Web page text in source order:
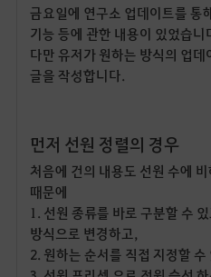
금요일에 연구소 업데이트를 통
기능 등에 관한 내용이 있었습니
다만 유저가 원하는 방식의 업
글을 작성합니다.
먼저 선원 정렬의 경우
처음에 건의 내용도 선원 수에
때문에
1. 선원 종류를 바로 구분할 수
방식으로 변경하고,
2. 원하는 순서를 직접 지정할 수